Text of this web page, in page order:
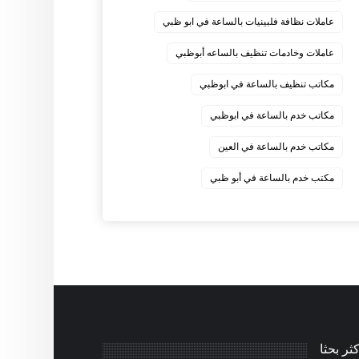
عاملات نظافة فلبينيات بالساعة في ابو ظبي
عاملات وخادمات تنظيف بالساعه أبوظبي
مكاتب تنظيف بالساعة في ابوظبي
مكاتب خدم بالساعة في ابوظبي
مكاتب خدم بالساعة في العين
مكتب خدم بالساعة في أبو ظبي
بحثا